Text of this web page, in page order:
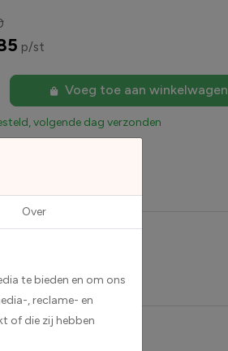
p/st
Voeg toe aan winkelwagen
volgende dag verzonden
teksten.
Over
te bieden en om ons
, reclame- en
of die zij hebben